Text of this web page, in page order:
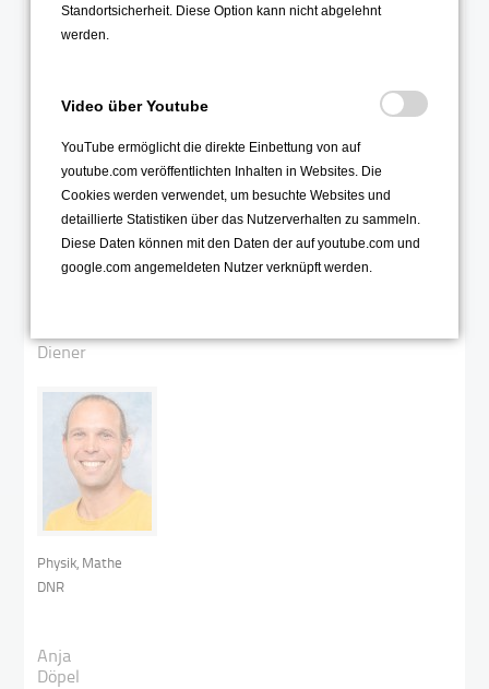
Judith
de las Heras Vicuna
Spanisch, Sport
DLH
Diener
Physik, Mathe
DNR
Anja
Döpel
Standortsicherheit. Diese Option kann nicht abgelehnt
werden.
Video über Youtube
YouTube ermöglicht die direkte Einbettung von auf
youtube.com veröffentlichten Inhalten in Websites. Die
Cookies werden verwendet, um besuchte Websites und
detaillierte Statistiken über das Nutzerverhalten zu sammeln.
Diese Daten können mit den Daten der auf youtube.com und
google.com angemeldeten Nutzer verknüpft werden.